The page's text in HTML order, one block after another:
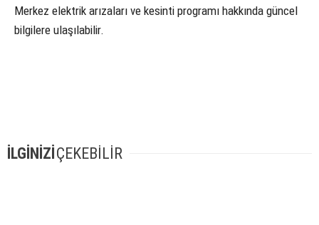
Merkez elektrik arızaları ve kesinti programı hakkında güncel
bilgilere ulaşılabilir.
İLGİNİZİ ÇEKEBİLİR